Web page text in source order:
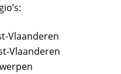
Vlaanderen
Vlaanderen